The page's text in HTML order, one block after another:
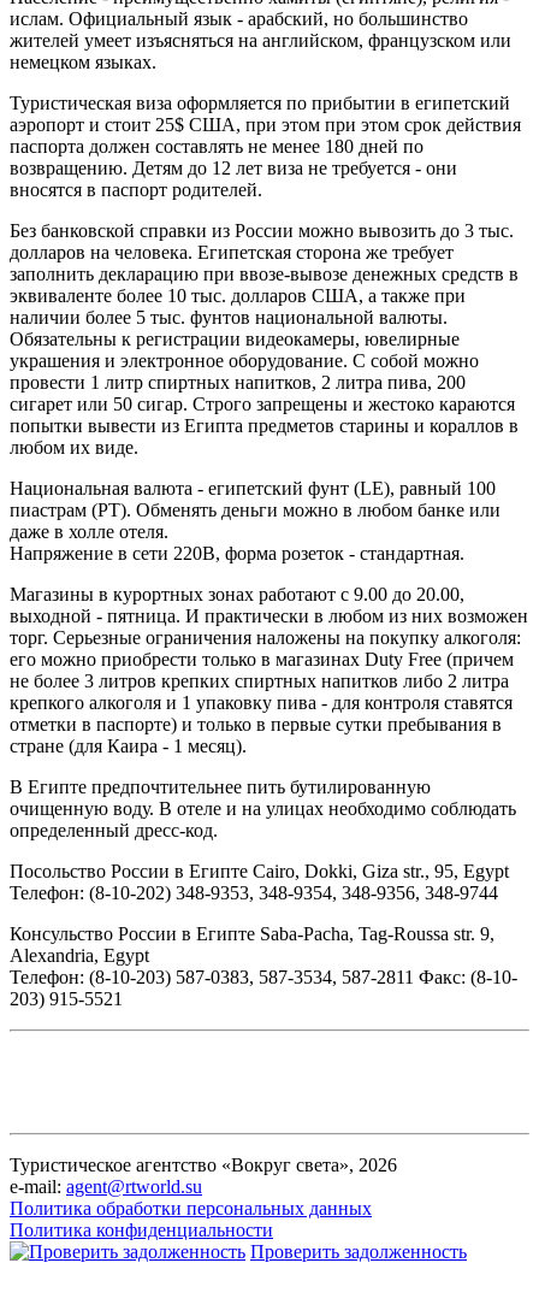
ислам. Официальный язык - арабский, но большинство
жителей умеет изъясняться на английском, французском или
немецком языках.
Туристическая виза оформляется по прибытии в египетский
аэропорт и стоит 25$ США, при этом при этом срок действия
паспорта должен составлять не менее 180 дней по
возвращению. Детям до 12 лет виза не требуется - они
вносятся в паспорт родителей.
Без банковской справки из России можно вывозить до 3 тыс.
долларов на человека. Египетская сторона же требует
заполнить декларацию при ввозе-вывозе денежных средств в
эквиваленте более 10 тыс. долларов США, а также при
наличии более 5 тыс. фунтов национальной валюты.
Обязательны к регистрации видеокамеры, ювелирные
украшения и электронное оборудование. С собой можно
провести 1 литр спиртных напитков, 2 литра пива, 200
сигарет или 50 сигар. Строго запрещены и жестоко караются
попытки вывести из Египта предметов старины и кораллов в
любом их виде.
Национальная валюта - египетский фунт (LE), равный 100
пиастрам (PT). Обменять деньги можно в любом банке или
даже в холле отеля.
Напряжение в сети 220В, форма розеток - стандартная.
Магазины в курортных зонах работают с 9.00 до 20.00,
выходной - пятница. И практически в любом из них возможен
торг. Серьезные ограничения наложены на покупку алкоголя:
его можно приобрести только в магазинах Duty Free (причем
не более 3 литров крепких спиртных напитков либо 2 литра
крепкого алкоголя и 1 упаковку пива - для контроля ставятся
отметки в паспорте) и только в первые сутки пребывания в
стране (для Каира - 1 месяц).
В Египте предпочтительнее пить бутилированную
очищенную воду. В отеле и на улицах необходимо соблюдать
определенный дресс-код.
Посольство России в Египте Cairo, Dokki, Giza str., 95, Egypt
Телефон: (8-10-202) 348-9353, 348-9354, 348-9356, 348-9744
Консульство России в Египте Saba-Pacha, Tag-Roussa str. 9,
Alexandria, Egypt
Телефон: (8-10-203) 587-0383, 587-3534, 587-2811 Факс: (8-10-
203) 915-5521
Туристическое агентство «Вокруг света», 2026
e-mail: agent@rtworld.su
Политика обработки персональных данных
Политика конфиденциальности
Проверить задолженность